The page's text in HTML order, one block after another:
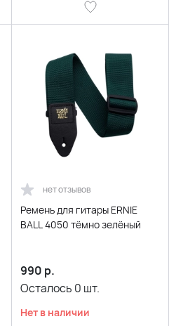
нет отзывов
Ремень для гитары ERNIE
BALL 4050 тёмно зелёный
990 р.
Осталось 0 шт.
Нет в наличии